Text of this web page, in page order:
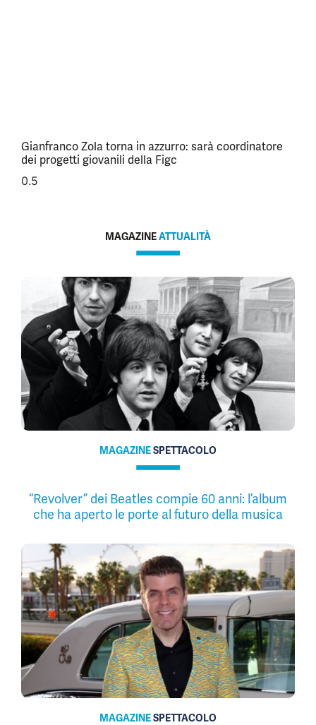
Gianfranco Zola torna in azzurro: sarà coordinatore
dei progetti giovanili della Figc
MAGAZINEATTUALITÀ
MAGAZINESPETTACOLO
“Revolver” dei Beatles compie 60 anni: l’album
che ha aperto le porte al futuro della musica
MAGAZINESPETTACOLO